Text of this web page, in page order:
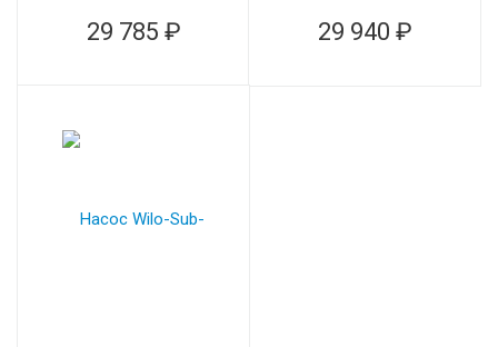
29 785 ₽ 29 940 ₽